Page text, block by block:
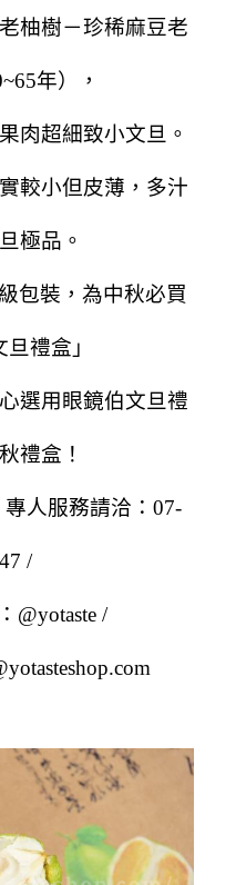
柚樹－珍稀麻豆老
年），
肉超細致小文旦。
較小但皮薄，多汁
極品。
包裝，為中秋必買
旦禮盒」
選用眼鏡伯文旦禮
禮盒！
人服務請洽：07-
/
@yotaste /